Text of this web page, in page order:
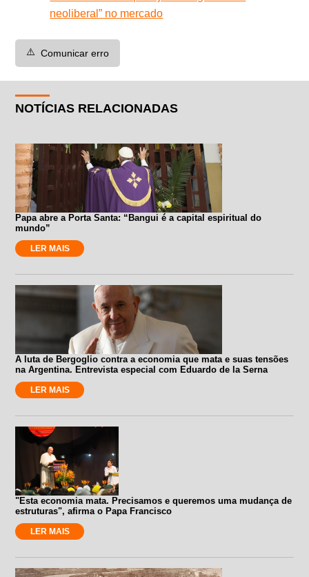
neoliberal” no mercado
⚠️ Comunicar erro
NOTÍCIAS RELACIONADAS
Papa abre a Porta Santa: “Bangui é a capital espiritual do
mundo”
LER MAIS
A luta de Bergoglio contra a economia que mata e suas tensões
na Argentina. Entrevista especial com Eduardo de la Serna
LER MAIS
"Esta economia mata. Precisamos e queremos uma mudança de
estruturas", afirma o Papa Francisco
LER MAIS